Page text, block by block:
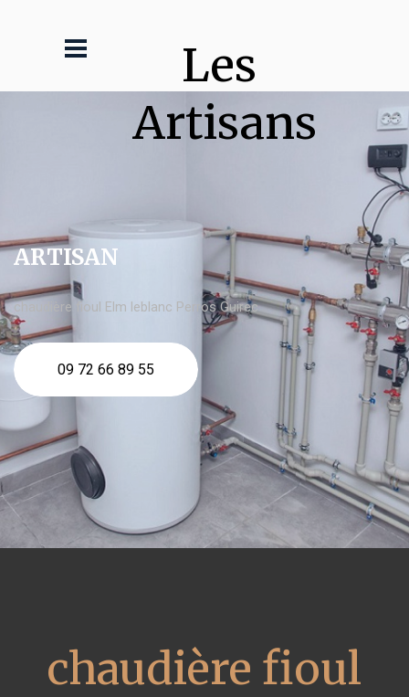
Les
Artisans
ARTISAN
chaudière fioul Elm leblanc Perros Guirec
09 72 66 89 55
chaudière fioul